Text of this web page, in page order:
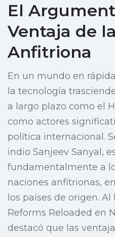
El
Ventaja de
Anfitriona
En un mundo en
la tecnología
a largo plazo como el
como actores
política internacional.
indio Sanjeev Sanyal,
fundamentalmente a
naciones anfitrionas,
los países de origen.
Reforms Reloaded en
destacó que las